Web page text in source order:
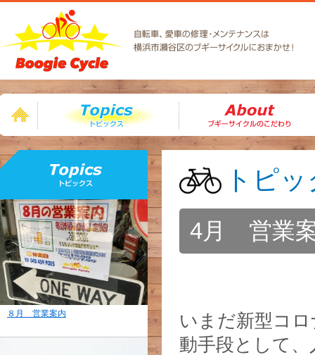
トピックス
８月 営業案内
トピ
4月 営業
いまだ新型コ
動手段として